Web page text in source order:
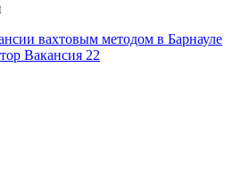
вахтовым методом в Барнауле
Вакансия 22